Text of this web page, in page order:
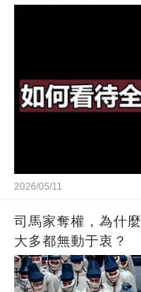
2026/05/11
司馬家奪權，為什
大多都無動于衷？